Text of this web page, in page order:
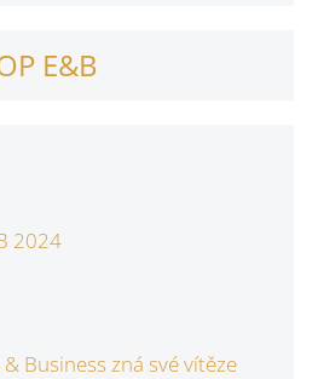
E&B
2024
Business zná své vítěze